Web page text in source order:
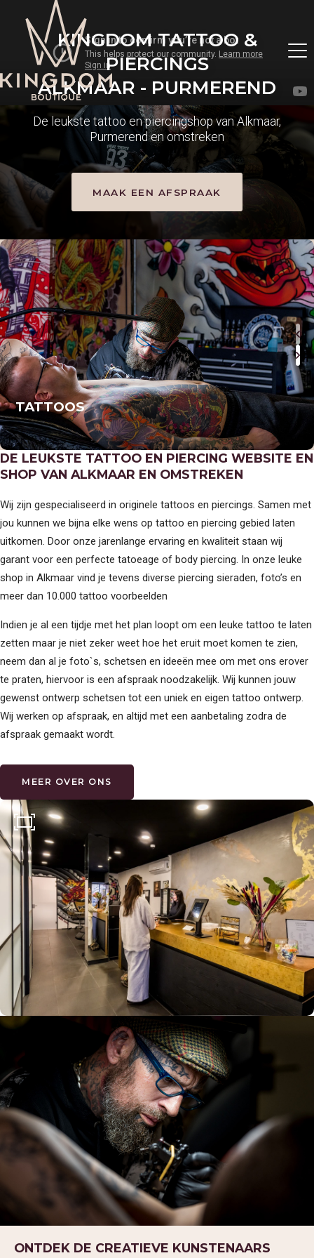
TATTOOS
TATTOOS
NAZORG
GESCHIEDENIS
PIERCINGS
KINGDOM TATTOO &
PIERCINGS
ALKMAAR - PURMEREND
De leukste tattoo en piercingshop van Alkmaar,
Purmerend en omstreken
MAAK EEN AFSPRAAK
TATTOOS
DE LEUKSTE TATTOO EN PIERCING WEBSITE EN
SHOP VAN ALKMAAR EN OMSTREKEN
Wij zijn gespecialiseerd in originele tattoos en piercings. Samen met
jou kunnen we bijna elke wens op tattoo en piercing gebied laten
uitkomen. Door onze jarenlange ervaring en kwaliteit staan wij
garant voor een perfecte tatoeage of body piercing. In onze leuke
shop in Alkmaar vind je tevens diverse piercing sieraden, foto’s en
meer dan 10.000 tattoo voorbeelden
Indien je al een tijdje met het plan loopt om een leuke tattoo te laten
zetten maar je niet zeker weet hoe het eruit moet komen te zien,
neem dan al je foto`s, schetsen en ideeën mee om met ons erover
te praten, hiervoor is een afspraak noodzakelijk. Wij kunnen jouw
gewenst ontwerp schetsen tot een uniek en eigen tattoo ontwerp.
Wij werken op afspraak, en altijd met een aanbetaling zodra de
afspraak gemaakt wordt.
MEER OVER ONS
ONTDEK DE CREATIEVE KUNSTENAARS